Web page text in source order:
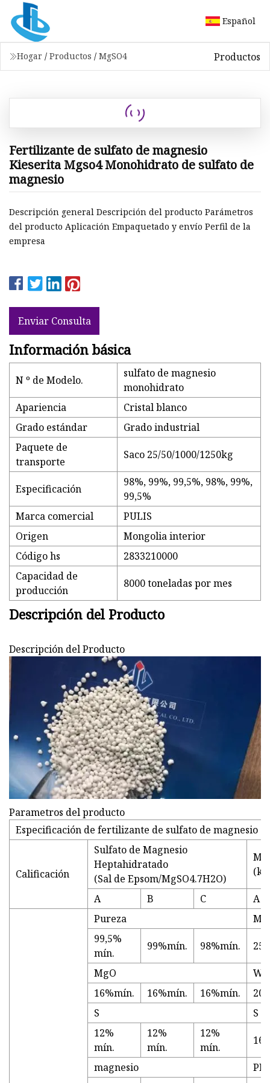
Español
Hogar / Productos / MgSO4 Productos
Fertilizante de sulfato de magnesio
Kieserita Mgso4 Monohidrato de sulfato de
magnesio
Descripción general Descripción del producto Parámetros
del producto Aplicación Empaquetado y envío Perfil de la
empresa
Enviar Consulta
Información básica
N º de Modelo.
sulfato de magnesio
monohidrato
Apariencia
Cristal blanco
Grado estándar
Grado industrial
Paquete de
transporte
Saco 25/50/1000/1250kg
Especificación
98%, 99%, 99,5%, 98%, 99%,
99,5%
Marca comercial
PULIS
Origen
Mongolia interior
Código hs
2833210000
Capacidad de
producción
8000 toneladas por mes
Descripción del Producto
Descripción del Producto
Parametros del producto
Especificación de fertilizante de sulfato de magnesio
Calificación
Sulfato de Magnesio
Heptahidratado
(Sal de Epsom/MgSO4.7H2O)
A B C
A
Pureza
99,5%
mín.
99%mín. 98%mín.
MgO
W.
16%mín.
16%mín. 16%mín.
20
S
S
12%
mín.
12%
mín.
12%
mín.
magnesio
PH